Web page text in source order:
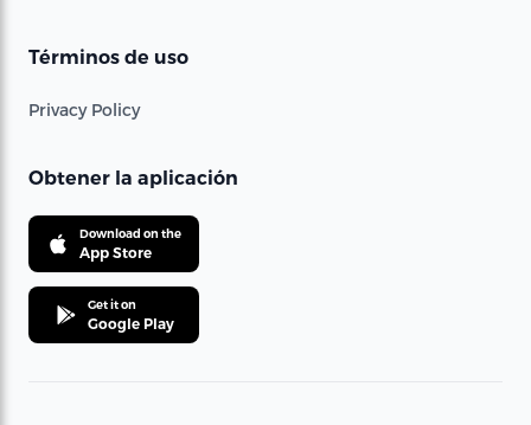
Términos de uso
Privacy Policy
Obtener la aplicación
Download on the
App Store
Get it on
Google Play